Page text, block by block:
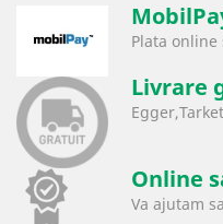
Plata online
Livrare
Online
Va ajutam